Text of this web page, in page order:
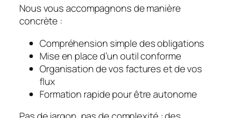
Nous vous accompagnons de manière
concrète :
Compréhension simple des obligations
Mise en place d’un outil conforme
Organisation de vos factures et de vos
flux
Formation rapide pour être autonome